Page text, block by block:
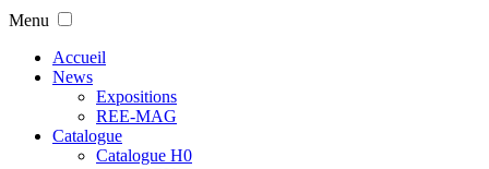
Menu
Accueil
News
Expositions
REE-MAG
Catalogue
Catalogue H0